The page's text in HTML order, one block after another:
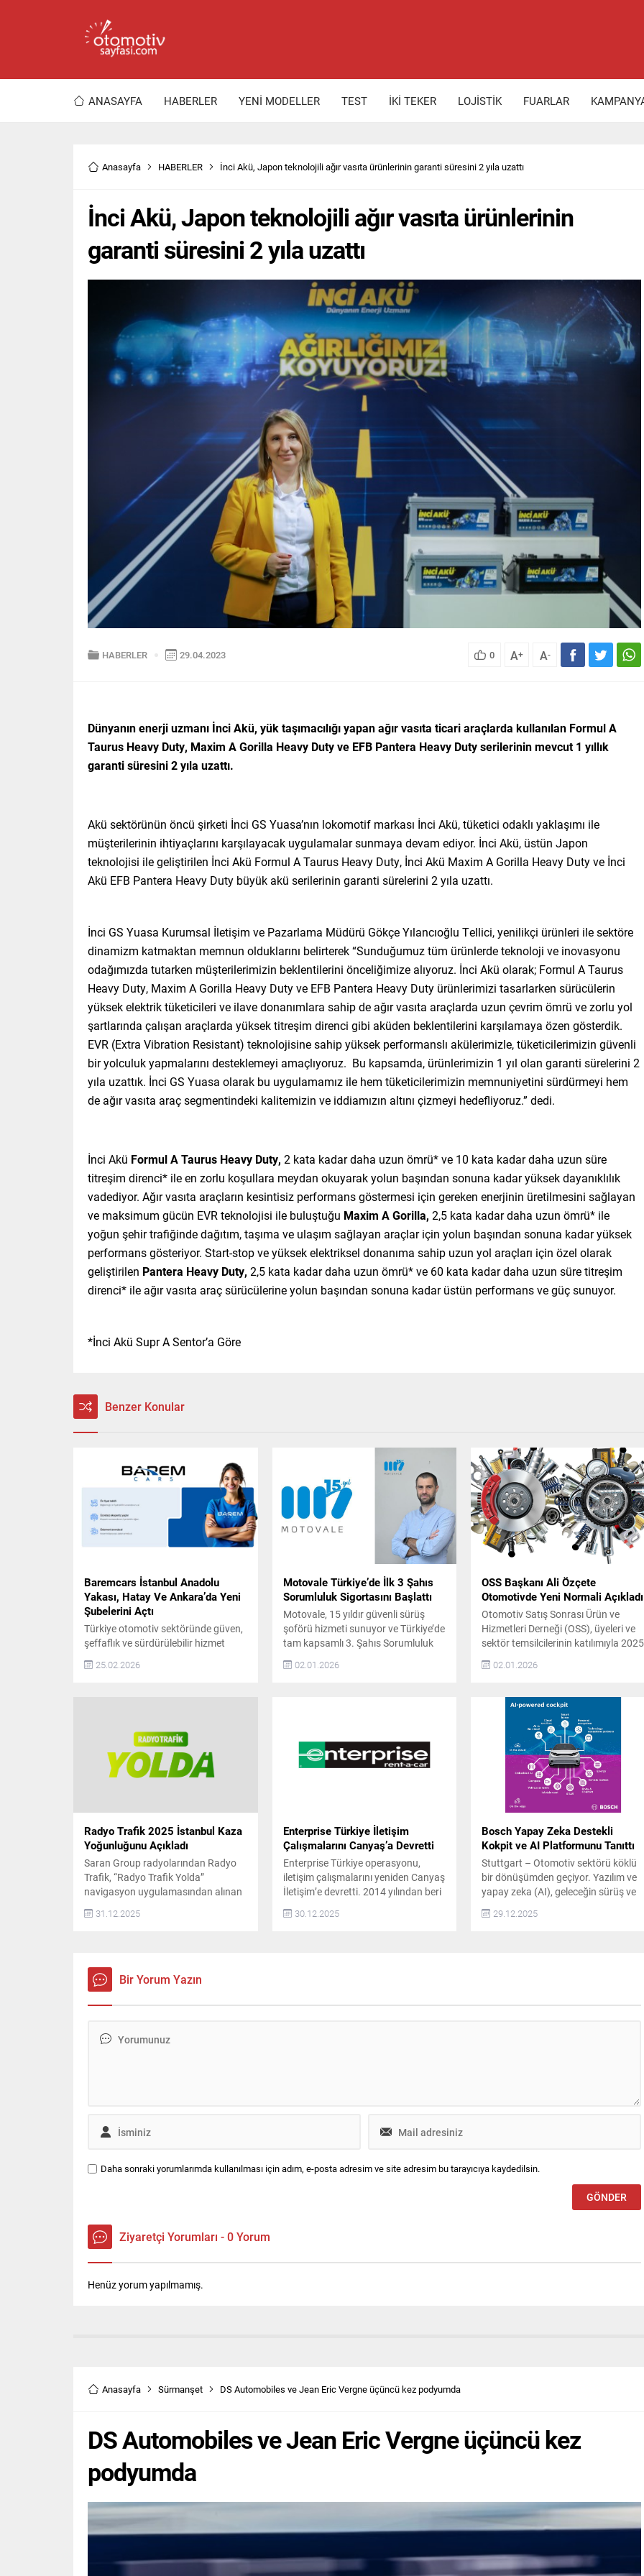
ANASAYFA HABERLER YENİ MODELLER TEST İKİ TEKER LOJİSTİK FUARLAR
Anasayfa HABERLER İnci Akü, Japon teknolojili ağır vasıta ürünlerinin garanti süresini 2 yıla uzattı
İnci Akü, Japon teknolojili ağır vasıta ürünlerinin
garanti süresini 2 yıla uzattı
HABERLER 29.04.2023 0 A+ A-
Dünyanın enerji uzmanı İnci Akü, yük taşımacılığı yapan ağır vasıta ticari araçlarda kullanılan Formul A
Taurus Heavy Duty, Maxim A Gorilla Heavy Duty ve EFB Pantera Heavy Duty serilerinin mevcut 1 yıllık
garanti süresini 2 yıla uzattı.
Akü sektörünün öncü şirketi İnci GS Yuasa’nın lokomotif markası İnci Akü, tüketici odaklı yaklaşımı ile
müşterilerinin ihtiyaçlarını karşılayacak uygulamalar sunmaya devam ediyor. İnci Akü, üstün Japon
teknolojisi ile geliştirilen İnci Akü Formul A Taurus Heavy Duty, İnci Akü Maxim A Gorilla Heavy Duty ve İnci
Akü EFB Pantera Heavy Duty büyük akü serilerinin garanti sürelerini 2 yıla uzattı.
İnci GS Yuasa Kurumsal İletişim ve Pazarlama Müdürü Gökçe Yılancıoğlu Tellici, yenilikçi ürünleri ile sektöre
dinamizm katmaktan memnun olduklarını belirterek “Sunduğumuz tüm ürünlerde teknoloji ve inovasyonu
odağımızda tutarken müşterilerimizin beklentilerini önceliğimize alıyoruz. İnci Akü olarak; Formul A Taurus
Heavy Duty, Maxim A Gorilla Heavy Duty ve EFB Pantera Heavy Duty ürünlerimizi tasarlarken sürücülerin
yüksek elektrik tüketicileri ve ilave donanımlara sahip de ağır vasıta araçlarda uzun çevrim ömrü ve zorlu yol
şartlarında çalışan araçlarda yüksek titreşim direnci gibi aküden beklentilerini karşılamaya özen gösterdik.
EVR (Extra Vibration Resistant) teknolojisine sahip yüksek performanslı akülerimizle, tüketicilerimizin güvenli
bir yolculuk yapmalarını desteklemeyi amaçlıyoruz. Bu kapsamda, ürünlerimizin 1 yıl olan garanti sürelerini 2
yıla uzattık. İnci GS Yuasa olarak bu uygulamamız ile hem tüketicilerimizin memnuniyetini sürdürmeyi hem
de ağır vasıta araç segmentindeki kalitemizin ve iddiamızın altını çizmeyi hedefliyoruz.” dedi.
İnci Akü Formul A Taurus Heavy Duty, 2 kata kadar daha uzun ömrü* ve 10 kata kadar daha uzun süre
titreşim direnci* ile en zorlu koşullara meydan okuyarak yolun başından sonuna kadar yüksek dayanıklılık
vadediyor. Ağır vasıta araçların kesintisiz performans göstermesi için gereken enerjinin üretilmesini sağlayan
ve maksimum gücün EVR teknolojisi ile buluştuğu Maxim A Gorilla, 2,5 kata kadar daha uzun ömrü* ile
yoğun şehir trafiğinde dağıtım, taşıma ve ulaşım sağlayan araçlar için yolun başından sonuna kadar yüksek
performans gösteriyor. Start-stop ve yüksek elektriksel donanıma sahip uzun yol araçları için özel olarak
geliştirilen Pantera Heavy Duty, 2,5 kata kadar daha uzun ömrü* ve 60 kata kadar daha uzun süre titreşim
direnci* ile ağır vasıta araç sürücülerine yolun başından sonuna kadar üstün performans ve güç sunuyor.
*İnci Akü Supr A Sentor’a Göre
Benzer Konular
Baremcars İstanbul Anadolu
Yakası, Hatay Ve Ankara’da Yeni
Şubelerini Açtı
Türkiye otomotiv sektöründe güven,
şeffaflık ve sürdürülebilir hizmet
büyüme yolculuğunda önemli bir
Yakası, Hatay ve Ankara’da yeni
şubelerini hizmete açtığını duyurdu.
Son yıllarda otomotiv sektöründe
tüketicilerin en çok önem verdiği
25.02.2026
Motovale Türkiye’de İlk 3 Şahıs
Sorumluluk Sigortasını Başlattı
Motovale, 15 yıldır güvenli sürüş
şoförü hizmeti sunuyor ve Türkiye’de
tam kapsamlı 3. Şahıs Sorumluluk
şirket olarak sektöre öncülük ediyor.
kişilere deneyimli şoförler eşliğinde
özel sürüş hizmeti...
02.01.2026
OSS Başkanı Ali Özçete
Otomotivde Yeni Normali Açıkladı
Otomotiv Satış Sonrası Ürün ve
Hizmetleri Derneği (OSS), üyeleri ve
sektör temsilcilerinin katılımıyla 2025
Toplantıda, sektörün yeni dönemi ve
değerlendirmelerde bulunan OSS
Derneği Başkanı Ali Özçete, 2023
yılının sektör için olağanüstü bir yıl
olduğunu belirtti. Özçete,
pandemiden çıkışla birlikte
ertelenmiş talebin hızla devreye...
02.01.2026
Radyo Trafik 2025 İstanbul Kaza
Yoğunluğunu Açıkladı
Saran Group radyolarından Radyo
Trafik, “Radyo Trafik Yolda”
navigasyon uygulamasından alınan
veriler doğrultusunda, 2025 yılında
İstanbul’a ait kaza ve arızalı araç
en yoğun olduğu nokta D-100
Haramidere kesimi oldu. Radyo
Trafik Yolda navigasyon
verilere...
31.12.2025
Enterprise Türkiye İletişim
Çalışmalarını Canyaş’a Devretti
Enterprise Türkiye operasyonu,
iletişim çalışmalarını yeniden Canyaş
İletişim’e devretti. 2014 yılından beri
Yes Oto tarafından Türkiye’de temsil
edilen ve 35 ilde 100’den fazla ofisi
30.12.2025
Bosch Yapay Zeka Destekli
Kokpit ve AI Platformunu Tanıttı
Stuttgart – Otomotiv sektörü köklü
bir dönüşümden geçiyor. Yazılım ve
yapay zeka (AI), geleceğin sürüş ve
araç içi deneyiminin temel unsurları
haline geliyor. Bu alanda öncü olan
29.12.2025
Bir Yorum Yazın
Daha sonraki yorumlarımda kullanılması için adım, e-posta adresim ve site adresim bu tarayıcıya kaydedilsin.
Ziyaretçi Yorumları - 0 Yorum
Henüz yorum yapılmamış.
Anasayfa Sürmanşet DS Automobiles ve Jean Eric Vergne üçüncü kez podyumda
DS Automobiles ve Jean Eric Vergne üçüncü kez
podyumda